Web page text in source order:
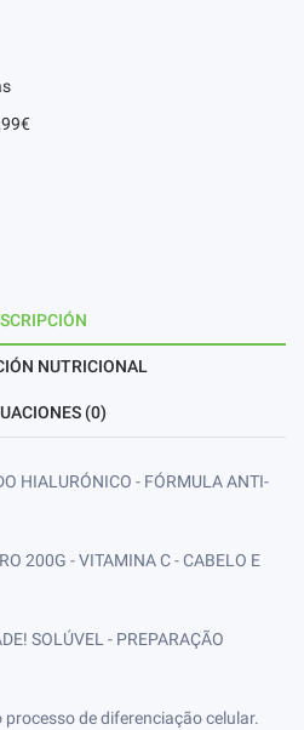
NUTRICIONAL
(0)
HIALURÓNICO - FÓRMULA ANTI-
200G - VITAMINA C - CABELO E
SOLÚVEL - PREPARAÇÃO
de diferenciação celular.